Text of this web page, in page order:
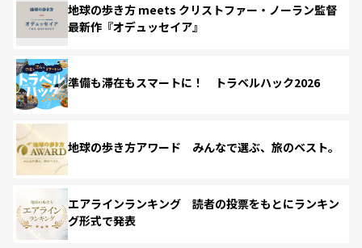
地球の歩き方 meets クリストファー・ノーラン監督
最新作『オデュッセイア』
準備も滞在もスマートに！ トラベルハック2026
地球の歩き方アワード みんなで選ぶ、旅のベスト。
エアラインランキング 読者の投票をもとにランキン
グ形式で発表